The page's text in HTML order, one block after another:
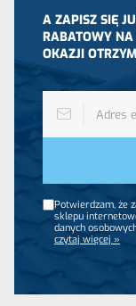
A ZAPISZ SIĘ
RABATOWY
OKAZJI
Potwierdzam, że
sklepu
danych
czytaj więcej »